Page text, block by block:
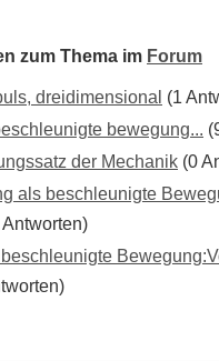
zum Thema im Forum
dreidimensional (1
bewegung...
der Mechanik (0
als beschleunigte
Antworten)